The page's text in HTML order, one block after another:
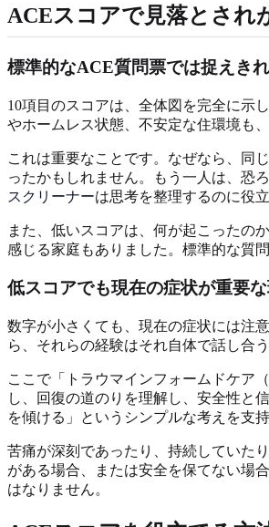
ACEスコアで見落とされ
標準的なACE質問票では捉えき
10項目のスコアは、全体図を完全に示
やホームレス状態、不安定な住環境も
これは重要なことです。なぜなら、同
ったかもしれません。もう一人は、恐
スクリーナーは思考を整理するのに役
また、低いスコアは、何が起こったの
感じる家庭もありました。標準的な質
低スコアでも現在の症状が重要
数字が小さくても、現在の症状には注
ら、それらの経験はそれ自体で話し合
ここで「トラウマインフォームドケア
し、回復の道のりを理解し、安全性と
を傾ける」というシンプルな考えを支持
苦痛が深刻であったり、持続していた
がある場合、または安全を保てない場
はなりません。